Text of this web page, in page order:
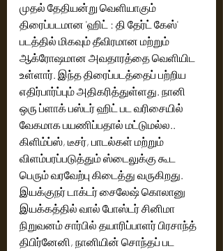
முதல் தேதியன்று வெளியாகும்
திரைப்படமான 'ஹிட் : தி தேர்ட் கேஸ்'
படத்தில் மிகவும் தீவிரமான மற்றும்
ஆக்ரோஷமான அவதாரத்தை வெளியிட
உள்ளார். இந்த திரைப்படத்தைப் பற்றிய
எதிர்பார்ப்பும் அதிகரித்துள்ளது. நானி
ஒரு ப்ளாக் பஸ்டர் ஹிட் பட வரிசையில்
வேகமாக பயணிப்பதால் மட்டுமல்ல..
கிளிம்ப்ஸ், டீசர், பாடல்கள் மற்றும்
விளம்பரப்படுத்தும் ஸ்டைலுக்கு கூட
பெரும் வரவேற்பு கிடைத்து வருகிறது.
இயக்குநர் டாக்டர் சைலேஷ் கொலானு
இயக்கத்தில் வால் போஸ்டர் சினிமா
நிறுவனம் சார்பில் தயாரிப்பாளர் பிரசாந்த்
திபிர்னேனி, நானியின் சொந்தப் பட